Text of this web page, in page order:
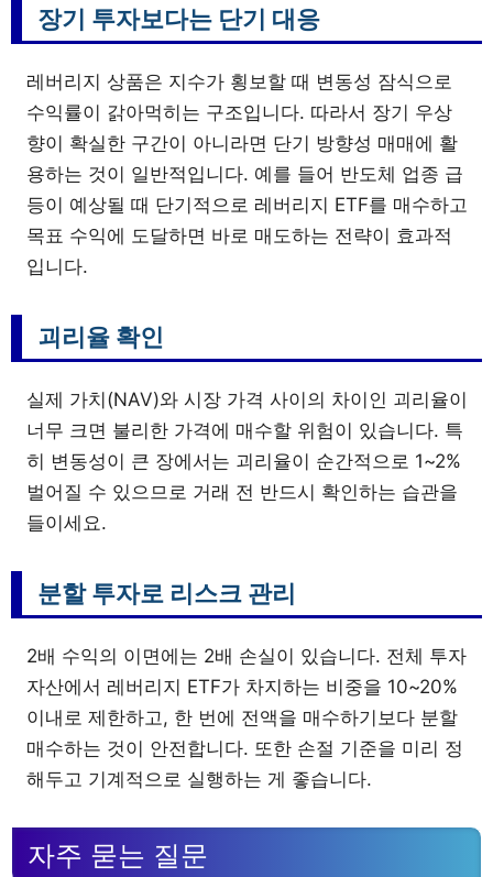
장기 투자보다는 단기 대응
레버리지 상품은 지수가 횡보할 때 변동성 잠식으로
수익률이 갉아먹히는 구조입니다. 따라서 장기 우상
향이 확실한 구간이 아니라면 단기 방향성 매매에 활
용하는 것이 일반적입니다. 예를 들어 반도체 업종 급
등이 예상될 때 단기적으로 레버리지 ETF를 매수하고
목표 수익에 도달하면 바로 매도하는 전략이 효과적
입니다.
괴리율 확인
실제 가치(NAV)와 시장 가격 사이의 차이인 괴리율이
너무 크면 불리한 가격에 매수할 위험이 있습니다. 특
히 변동성이 큰 장에서는 괴리율이 순간적으로 1~2%
벌어질 수 있으므로 거래 전 반드시 확인하는 습관을
들이세요.
분할 투자로 리스크 관리
2배 수익의 이면에는 2배 손실이 있습니다. 전체 투자
자산에서 레버리지 ETF가 차지하는 비중을 10~20%
이내로 제한하고, 한 번에 전액을 매수하기보다 분할
매수하는 것이 안전합니다. 또한 손절 기준을 미리 정
해두고 기계적으로 실행하는 게 좋습니다.
자주 묻는 질문